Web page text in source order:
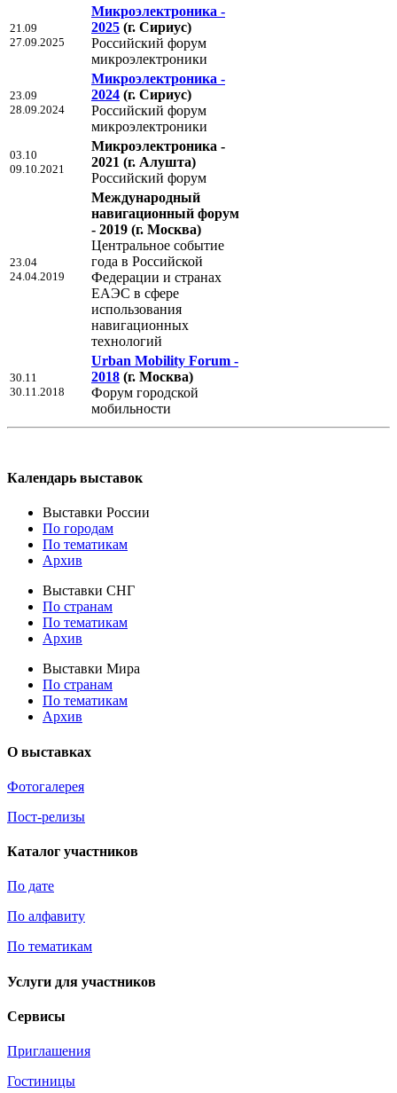
21.09
27.09.2025
Микроэлектроника -
2025 (г. Сириус)
Российский форум
микроэлектроники
23.09
28.09.2024
Микроэлектроника -
2024 (г. Сириус)
Российский форум
микроэлектроники
03.10
09.10.2021
Микроэлектроника -
2021 (г. Алушта)
Российский форум
23.04
24.04.2019
Международный
навигационный форум
- 2019 (г. Москва)
Центральное событие
года в Российской
Федерации и странах
ЕАЭС в сфере
использования
навигационных
технологий
30.11
30.11.2018
Urban Mobility Forum -
2018 (г. Москва)
Форум городской
мобильности
Календарь выставок
Выставки России
По городам
По тематикам
Архив
Выставки СНГ
По странам
По тематикам
Архив
Выставки Мира
По странам
По тематикам
Архив
О выставках
Фотогалерея
Пост-релизы
Каталог участников
По дате
По алфавиту
По тематикам
Услуги для участников
Сервисы
Приглашения
Гостиницы